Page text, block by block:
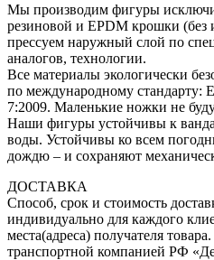
Мы производим фигуры
резиновой и EPDM крошки (без
прессуем наружный слой по
аналогов, технологии.
Все материалы экологически
по международному стандарту:
7:2009. Маленькие ножки не
Наши фигуры устойчивы к
воды. Устойчивы ко всем
дождю – и сохраняют
ДОСТАВКА
Способ, срок и стоимость
индивидуально для каждого
места(адреса) получателя
транспортной компанией РФ